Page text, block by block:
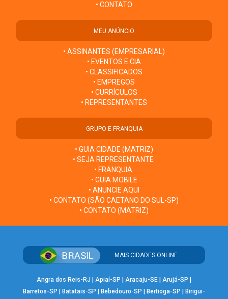
• CONTATO
MEU ANÚNCIO
• ASSINANTES (EMPRESARIAL)
• EVENTOS E CIA
• CLASSIFICADOS
• EMPREGOS
• CURRÍCULOS
• REPRESENTANTES
GRUPO E FRANQUIA
• GUIA CIDADE (MATRIZ)
• SEJA REPRESENTANTE
• FRANQUIA
• GUIA MOBILE
• ANUNCIE AQUI
• CONTATO (SÃO CAETANO DO SUL-SP)
• CONTATO (MATRIZ)
MAIS CIDADES ONLINE
Angra dos Reis-RJ Apiaí-SP Aracaju-SE| Arujá-SP
Barretos-SP
Batatais-SP Bebedouro-SP Bertioga-SP
Birigui-